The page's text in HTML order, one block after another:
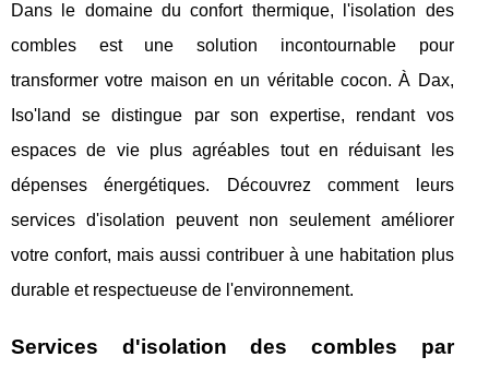
Dans le domaine du confort thermique, l'isolation des
combles est une solution incontournable pour
transformer votre maison en un véritable cocon. À Dax,
Iso'land se distingue par son expertise, rendant vos
espaces de vie plus agréables tout en réduisant les
dépenses énergétiques. Découvrez comment leurs
services d'isolation peuvent non seulement améliorer
votre confort, mais aussi contribuer à une habitation plus
durable et respectueuse de l'environnement.
Services d'isolation des combles par